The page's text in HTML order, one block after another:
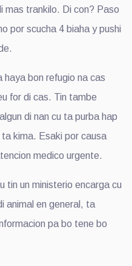
mas trankilo. Di con? Paso
por scucha 4 biaha y pushi
bon refugio na cas
for di cas. Tin tambe
di nan cu ta purba hap
kima. Esaki por causa
medico urgente.
tin un ministerio encarga cu
animal en general, ta
pa bo tene bo